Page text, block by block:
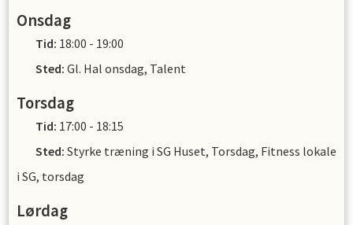
Onsdag
Tid: 18:00 - 19:00
Sted: Gl. Hal onsdag, Talent
Torsdag
Tid: 17:00 - 18:15
Sted: Styrke træning i SG Huset, Torsdag, Fitness lokale
i SG, torsdag
Lørdag